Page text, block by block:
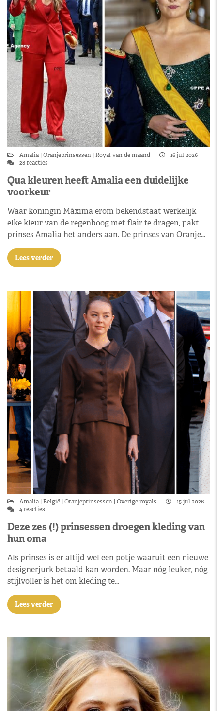
Amalia Oranjeprinsessen Royal van de maand
16 jul 2026
28 reacties
Qua kleuren heeft Amalia een duidelijke
voorkeur
Waar koningin Máxima erom bekendstaat werkelijk
elke kleur van de regenboog met flair te dragen, pakt
prinses Amalia het anders aan. De prinses van Oranje…
Lees verder
Amalia België Oranjeprinsessen Overige royals
15 jul 2026
4 reacties
Deze zes (!) prinsessen droegen kleding van
hun oma
Als prinses is er altijd wel een potje waaruit een nieuwe
designerjurk betaald kan worden. Maar nóg leuker, nóg
stijlvoller is het om kleding te…
Lees verder